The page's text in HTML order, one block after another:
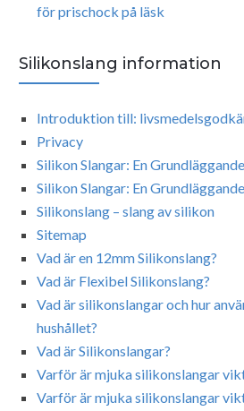
för prischock på läsk
Silikonslang information
Introduktion till:
Privacy
Silikon Slangar: En
Silikon Slangar: En
Silikonslang – slang av silikon
Sitemap
Vad är en 12mm Silikonslang?
Vad är Flexibel Silikonslang?
Vad är silikonslangar och hur
hushållet?
Vad är Silikonslangar?
Varför är mjuka silikonslangar
Varför är mjuka silikonslangar